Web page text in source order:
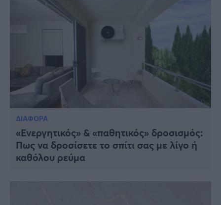
ΔΙΑΦΟΡΑ
«Ενεργητικός» & «παθητικός» δροσισμός:
Πως να δροσίσετε το σπίτι σας με λίγο ή
καθόλου ρεύμα